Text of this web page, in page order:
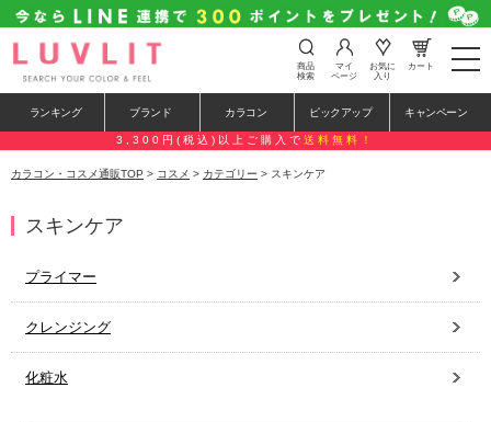
t
o
e
n
n
商品
検索
マイ
ページ
お気に
入り
カート
ランキング ブランド カラコン ピックアップ キャンペーン
3,300円(税込)以上ご購入で 送料無料！
カラコン・コスメ通販TOP > コスメ > カテゴリー > スキンケア
スキンケア
プライマー
クレンジング
化粧水